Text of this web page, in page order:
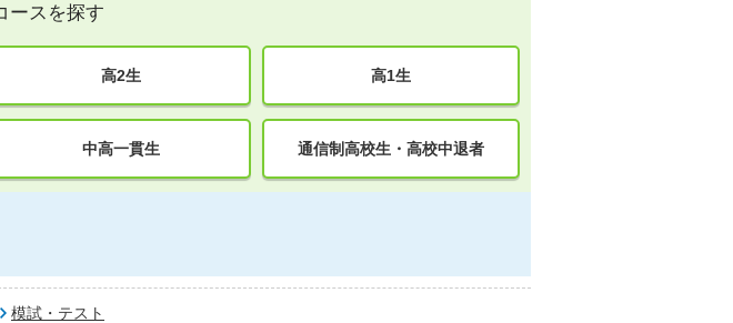
ースを探す
高2生 高1生
中高一貫生 通信制高校生・高校中退者
模試・テスト